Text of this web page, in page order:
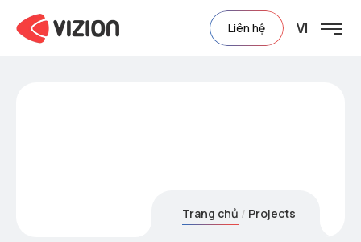
Liên hệ VI
Trang chủ Projects